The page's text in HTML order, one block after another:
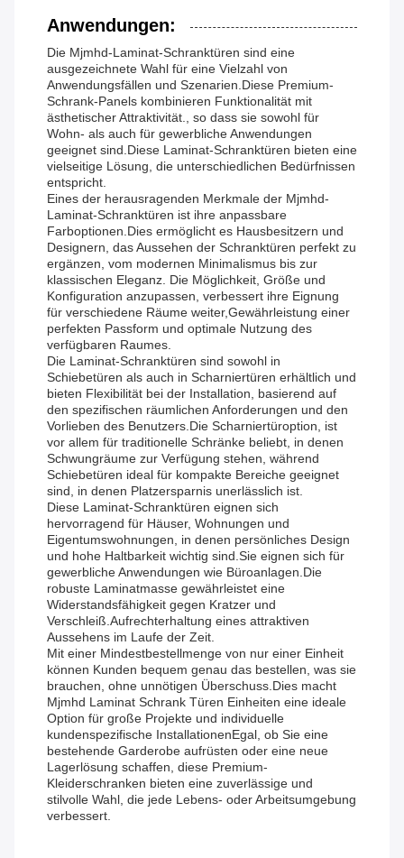
Anwendungen:
Die Mjmhd-Laminat-Schranktüren sind eine
ausgezeichnete Wahl für eine Vielzahl von
Anwendungsfällen und Szenarien.Diese Premium-
Schrank-Panels kombinieren Funktionalität mit
ästhetischer Attraktivität., so dass sie sowohl für
Wohn- als auch für gewerbliche Anwendungen
geeignet sind.Diese Laminat-Schranktüren bieten eine
vielseitige Lösung, die unterschiedlichen Bedürfnissen
entspricht.
Eines der herausragenden Merkmale der Mjmhd-
Laminat-Schranktüren ist ihre anpassbare
Farboptionen.Dies ermöglicht es Hausbesitzern und
Designern, das Aussehen der Schranktüren perfekt zu
ergänzen, vom modernen Minimalismus bis zur
klassischen Eleganz. Die Möglichkeit, Größe und
Konfiguration anzupassen, verbessert ihre Eignung
für verschiedene Räume weiter,Gewährleistung einer
perfekten Passform und optimale Nutzung des
verfügbaren Raumes.
Die Laminat-Schranktüren sind sowohl in
Schiebetüren als auch in Scharniertüren erhältlich und
bieten Flexibilität bei der Installation, basierend auf
den spezifischen räumlichen Anforderungen und den
Vorlieben des Benutzers.Die Scharniertüroption, ist
vor allem für traditionelle Schränke beliebt, in denen
Schwungräume zur Verfügung stehen, während
Schiebetüren ideal für kompakte Bereiche geeignet
sind, in denen Platzersparnis unerlässlich ist.
Diese Laminat-Schranktüren eignen sich
hervorragend für Häuser, Wohnungen und
Eigentumswohnungen, in denen persönliches Design
und hohe Haltbarkeit wichtig sind.Sie eignen sich für
gewerbliche Anwendungen wie Büroanlagen.Die
robuste Laminatmasse gewährleistet eine
Widerstandsfähigkeit gegen Kratzer und
Verschleiß.Aufrechterhaltung eines attraktiven
Aussehens im Laufe der Zeit.
Mit einer Mindestbestellmenge von nur einer Einheit
können Kunden bequem genau das bestellen, was sie
brauchen, ohne unnötigen Überschuss.Dies macht
Mjmhd Laminat Schrank Türen Einheiten eine ideale
Option für große Projekte und individuelle
kundenspezifische InstallationenEgal, ob Sie eine
bestehende Garderobe aufrüsten oder eine neue
Lagerlösung schaffen, diese Premium-
Kleiderschranken bieten eine zuverlässige und
stilvolle Wahl, die jede Lebens- oder Arbeitsumgebung
verbessert.